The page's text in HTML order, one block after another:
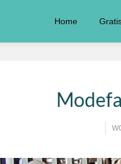
Home